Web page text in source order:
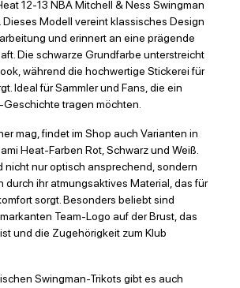
12-13 NBA Mitchell & Ness Swingman
Dieses Modell vereint klassisches Design
und erinnert an eine prägende
Die schwarze Grundfarbe unterstreicht
während die hochwertige Stickerei für
Ideal für Sammler und Fans, die ein
tragen möchten.
mag, findet im Shop auch Varianten in
Heat-Farben Rot, Schwarz und Weiß.
nicht nur optisch ansprechend, sondern
durch ihr atmungsaktives Material, das für
sorgt. Besonders beliebt sind
Team-Logo auf der Brust, das
und die Zugehörigkeit zum Klub
Swingman-Trikots gibt es auch